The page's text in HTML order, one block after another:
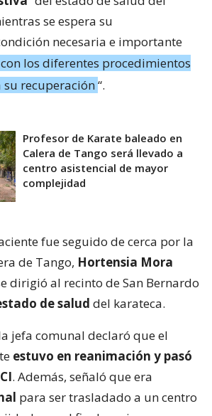
se espera su
necesaria e importante
los diferentes procedimientos
recuperación“.
Profesor de Karate baleado en
Calera de Tango será llevado a
centro asistencial de mayor
complejidad
fue seguido de cerca por la
de Tango, Hortensia Mora
dirigió al recinto de San Bernardo
de salud del karateca.
jefa comunal declaró que el
estuvo en reanimación y pasó
. Además, señaló que era
para ser trasladado a un centro